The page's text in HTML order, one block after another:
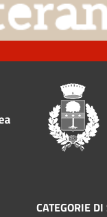
CATEGORIE